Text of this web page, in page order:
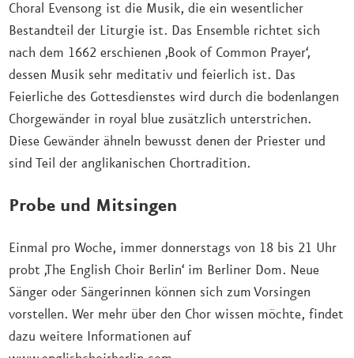
Choral Evensong ist die Musik, die ein wesentlicher
Bestandteil der Liturgie ist. Das Ensemble richtet sich
nach dem 1662 erschienen ‚Book of Common Prayer‘,
dessen Musik sehr meditativ und feierlich ist. Das
Feierliche des Gottesdienstes wird durch die bodenlangen
Chorgewänder in royal blue zusätzlich unterstrichen.
Diese Gewänder ähneln bewusst denen der Priester und
sind Teil der anglikanischen Chortradition.
Probe und Mitsingen
Einmal pro Woche, immer donnerstags von 18 bis 21 Uhr
probt ‚The English Choir Berlin‘ im Berliner Dom. Neue
Sänger oder Sängerinnen können sich zum Vorsingen
vorstellen. Wer mehr über den Chor wissen möchte, findet
dazu weitere Informationen auf